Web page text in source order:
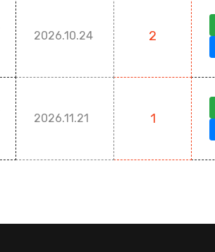
2026.10.24 2
2026.11.21 1